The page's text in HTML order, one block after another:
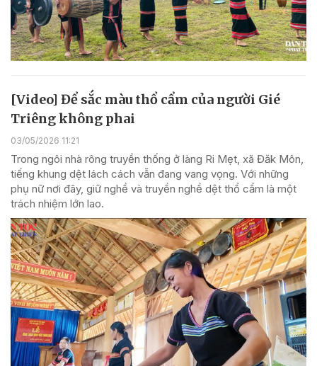
[Video] Để sắc màu thổ cẩm của người Gié
Triêng không phai
03/05/2026 11:21
Trong ngôi nhà rông truyền thống ở làng Ri Mẹt, xã Đăk Môn,
tiếng khung dệt lách cách vẫn đang vang vọng. Với những
phụ nữ nơi đây, giữ nghề và truyền nghề dệt thổ cẩm là một
trách nhiệm lớn lao.